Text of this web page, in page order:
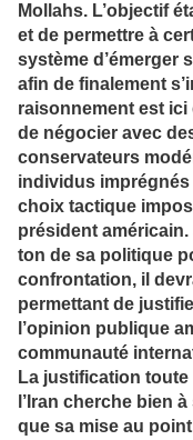
Mollahs. L’objectif
et de permettre à
système d’émerger
afin de finalement
raisonnement est ici
de négocier avec
conservateurs
individus imprégnés
choix tactique
président
ton de sa politique
confrontation, il
permettant de
l’opinion publique
communauté
La justification
l’Iran cherche bien
que sa mise au